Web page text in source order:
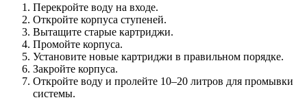
Перекройте воду на входе.
Откройте корпуса ступеней.
Вытащите старые картриджи.
Промойте корпуса.
Установите новые картриджи в правильном порядке.
Закройте корпуса.
Откройте воду и пролейте 10–20 литров для промывки
системы.